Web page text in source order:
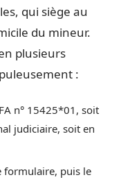
qui siège au
du mineur.
plusieurs
:
n° 15425*01, soit
judiciaire, soit en
formulaire, puis le